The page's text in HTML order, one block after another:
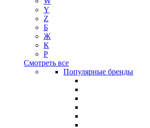
Y
Z
Б
Ж
К
Р
Смотреть все
Популярные бренды